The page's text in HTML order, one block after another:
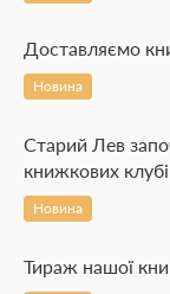
Доставляємо
Новина
Старий Лев
книжкових
Новина
Тираж нашої